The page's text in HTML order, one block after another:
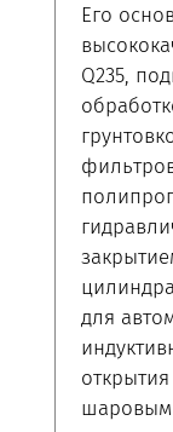
Его
Q235,
для
шаровым